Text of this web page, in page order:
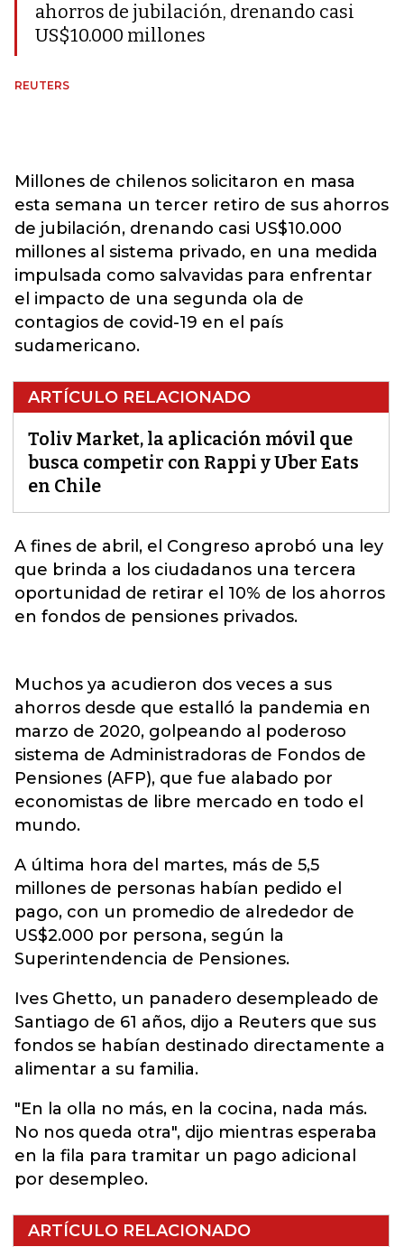
ahorros de jubilación, drenando casi
US$10.000 millones
REUTERS
Millones de chilenos solicitaron en masa
esta semana un tercer retiro de sus ahorros
de jubilación, drenando casi US$10.000
millones al sistema privado, en una medida
impulsada como salvavidas para enfrentar
el impacto de una segunda ola de
contagios de covid-19 en el país
sudamericano.
ARTÍCULO RELACIONADO
Toliv Market, la aplicación móvil que
busca competir con Rappi y Uber Eats
en Chile
A fines de abril, el Congreso aprobó una ley
que brinda a los ciudadanos una tercera
oportunidad de retirar el 10% de los ahorros
en fondos de pensiones privados.
Muchos ya acudieron dos veces a sus
ahorros desde que estalló la pandemia en
marzo de 2020, golpeando al poderoso
sistema de Administradoras de Fondos de
Pensiones (AFP), que fue alabado por
economistas de libre mercado en todo el
mundo.
A última hora del martes, más de 5,5
millones de personas habían pedido el
pago, con un promedio de alrededor de
US$2.000 por persona, según la
Superintendencia de Pensiones.
Ives Ghetto, un panadero desempleado de
Santiago de 61 años, dijo a Reuters que sus
fondos se habían destinado directamente a
alimentar a su familia.
"En la olla no más, en la cocina, nada más.
No nos queda otra", dijo mientras esperaba
en la fila para tramitar un pago adicional
por desempleo.
ARTÍCULO RELACIONADO